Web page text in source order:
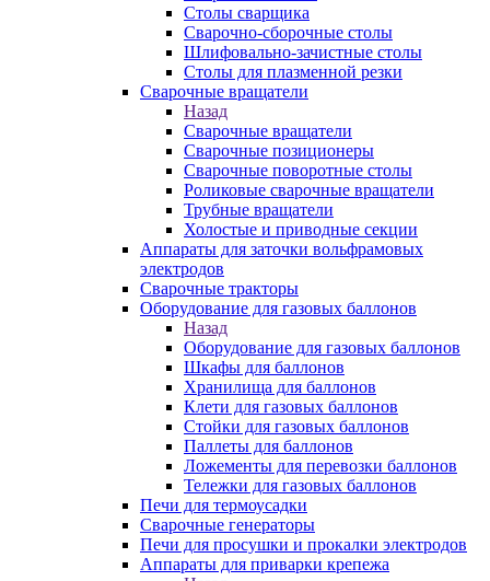
Столы сварщика
Сварочно-сборочные столы
Шлифовально-зачистные столы
Столы для плазменной резки
Сварочные вращатели
Назад
Сварочные вращатели
Сварочные позиционеры
Сварочные поворотные столы
Роликовые сварочные вращатели
Трубные вращатели
Холостые и приводные секции
Аппараты для заточки вольфрамовых
электродов
Сварочные тракторы
Оборудование для газовых баллонов
Назад
Оборудование для газовых баллонов
Шкафы для баллонов
Хранилища для баллонов
Клети для газовых баллонов
Стойки для газовых баллонов
Паллеты для баллонов
Ложементы для перевозки баллонов
Тележки для газовых баллонов
Печи для термоусадки
Сварочные генераторы
Печи для просушки и прокалки электродов
Аппараты для приварки крепежа